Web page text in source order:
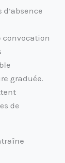
convocation
graduée.
de